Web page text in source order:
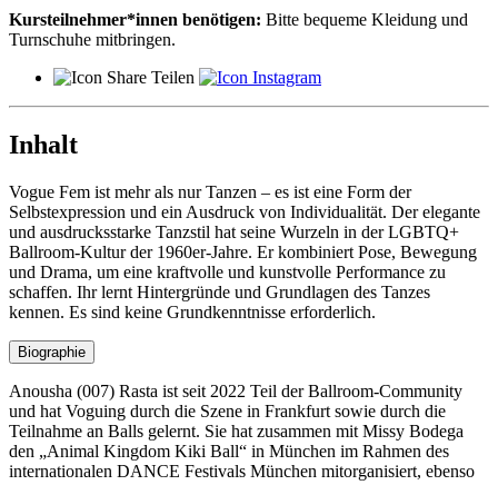
Kursteilnehmer*innen benötigen: Bitte bequeme Kleidung und
Turnschuhe mitbringen.
Teilen
Inhalt
Vogue Fem ist mehr als nur Tanzen – es ist eine Form der
Selbstexpression und ein Ausdruck von Individualität. Der elegante
und ausdrucksstarke Tanzstil hat seine Wurzeln in der LGBTQ+
Ballroom-Kultur der 1960er-Jahre. Er kombiniert Pose, Bewegung
und Drama, um eine kraftvolle und kunstvolle Performance zu
schaffen. Ihr lernt Hintergründe und Grundlagen des Tanzes
kennen. Es sind keine Grundkenntnisse erforderlich.
Biographie
Anousha (007) Rasta ist seit 2022 Teil der Ballroom-Community
und hat Voguing durch die Szene in Frankfurt sowie durch die
Teilnahme an Balls gelernt. Sie hat zusammen mit Missy Bodega
den „Animal Kingdom Kiki Ball“ in München im Rahmen des
internationalen DANCE Festivals München mitorganisiert, ebenso